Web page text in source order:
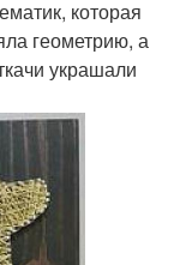
которая
геометрию, а
украшали